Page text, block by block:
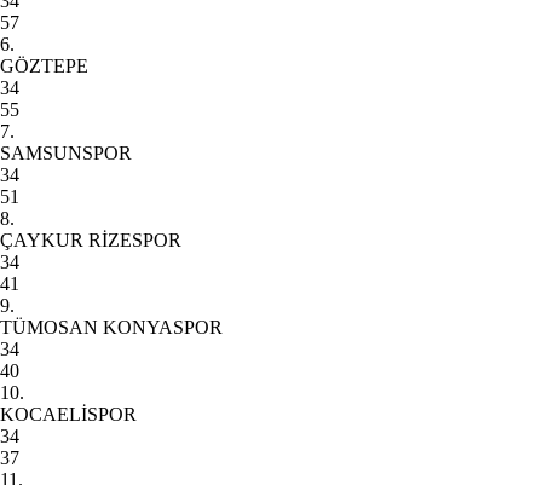
57
6.
GÖZTEPE
34
55
7.
SAMSUNSPOR
34
51
8.
ÇAYKUR RİZESPOR
34
41
9.
TÜMOSAN KONYASPOR
34
40
10.
KOCAELİSPOR
34
37
11.